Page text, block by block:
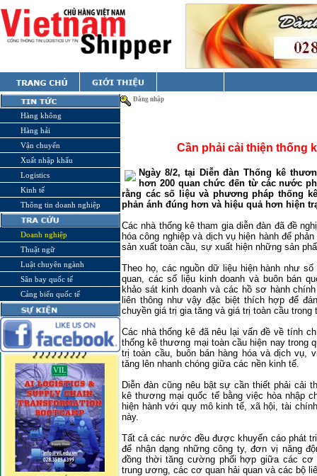
Hàng không
Hàng hải
Vận chuyển
Xuất nhập khẩu
Logistics
Kinh tế
Thông tin doanh nghiệp
Doanh nghiệp
Thuật ngữ
Luật chuyên ngành
Sân bay quốc tế
Cảng biển quốc tế
Đăng nhập
Cần phải cải thiện thống
Ngày 8/2, tại Diễn đàn Thống kê
hơn 200 quan chức đến từ các nước
rằng các số liệu và phương pháp thống
phản ánh đúng hơn và hiệu quả hơn hiện
Các nhà thống kê tham gia diễn đàn đã đề
hóa công nghiệp và dịch vụ hiện hành để
sản xuất toàn cầu, sự xuất hiện những sản
Theo họ, các nguồn dữ liệu hiện hành như
quan, các số liệu kinh doanh và buôn bán
khảo sát kinh doanh và các hồ sơ hành
liên thông như vậy đặc biệt thích hợp để
chuyền giá trị gia tăng và giá trị toàn cầu
Các nhà thống kê đã nêu lại vấn đề về tính
thống kê thương mại toàn cầu hiện nay trong
trị toàn cầu, buôn bán hàng hóa và dịch vụ,
tăng lên nhanh chóng giữa các nền kinh tế.
Diễn đàn cũng nêu bật sự cần thiết phải cải
kê thương mại quốc tế bằng việc hòa nhập
hiện hành với quy mô kinh tế, xã hội, tài
này.
Tất cả các nước đều được khuyến cáo phát
để nhận dạng những công ty, đơn vị năng
đồng thời tăng cường phối hợp giữa các cơ
trung ương, các cơ quan hải quan và các bộ